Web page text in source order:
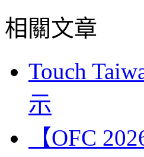
相關文章
Touch
示
【OFC